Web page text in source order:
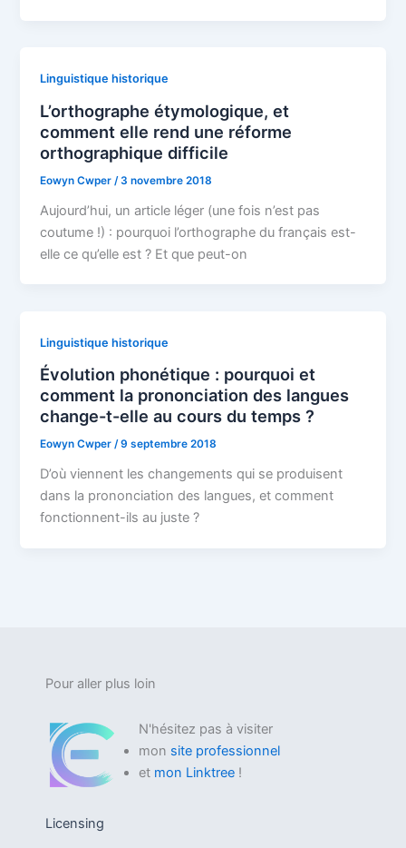
Linguistique historique
L’orthographe étymologique, et
comment elle rend une réforme
orthographique difficile
Eowyn Cwper /3 novembre 2018
Aujourd’hui, un article léger (une fois n’est pas
coutume !) : pourquoi l’orthographe du français est-
elle ce qu’elle est ? Et que peut-on
Linguistique historique
Évolution phonétique : pourquoi et
comment la prononciation des langues
change-t-elle au cours du temps ?
Eowyn Cwper/9 septembre 2018
D’où viennent les changements qui se produisent
dans la prononciation des langues, et comment
fonctionnent-ils au juste ?
Pour aller plus loin
N'hésitez pas à visiter
mon site professionnel
et mon Linktree !
Licensing